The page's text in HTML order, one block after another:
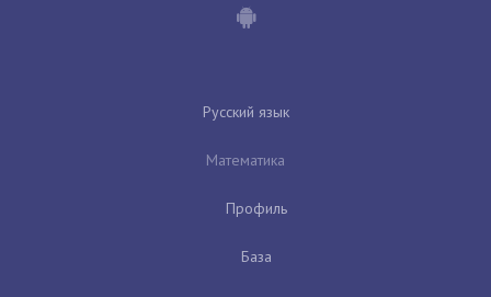
Русский язык
Математика
Профиль
База